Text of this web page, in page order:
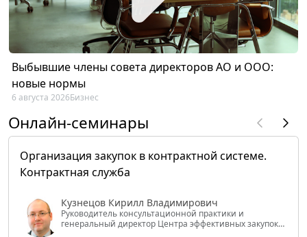
Выбывшие члены совета директоров АО и ООО:
новые нормы
6 августа 2026Бизнес
Онлайн-семинары
Организация закупок в контрактной системе.
Контрактная служба
Кузнецов Кирилл Владимирович
Руководитель консультационной практики и
генеральный директор Центра эффективных закупок